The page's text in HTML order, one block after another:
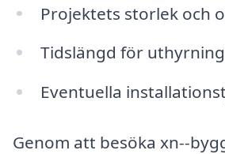
Projektets storlek och
Tidslängd för uthyrning
Eventuella
Genom att besöka xn--